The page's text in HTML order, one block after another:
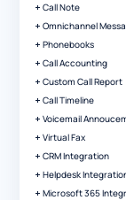
Call Note
Omnichannel
Phonebooks
Call Accounting
Custom Call Report
Call Timeline
Voicemail
Virtual Fax
CRM Integration
Helpdesk
Microsoft 365